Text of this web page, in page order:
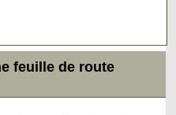
feuille de route